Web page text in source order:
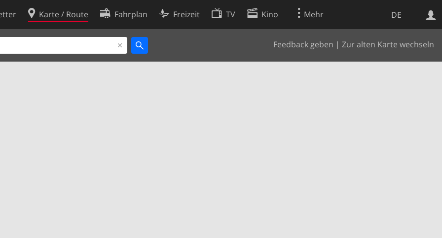
DE
Karte / Route Fahrplan Freizeit TV Kino Mehr
Feedback geben | Zur alten Karte wechseln
Websuche
Cookie-Richtlinie
Cookie-Einstellungen